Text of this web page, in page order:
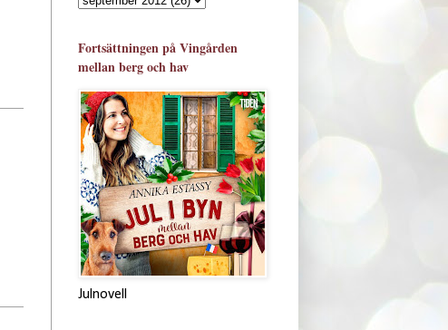
Fortsättningen på Vingården
mellan berg och hav
Julnovell